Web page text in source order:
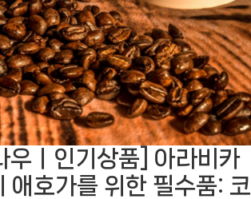
우ㅣ인기상품] 아라비카
애호가를 위한 필수품: 코